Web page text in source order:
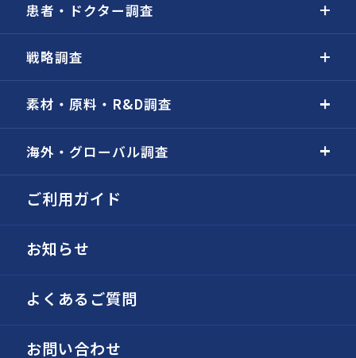
患者・ドクター調査
戦略調査
素材・原料・R&D調査
海外・グローバル調査
ご利用ガイド
お知らせ
よくあるご質問
お問い合わせ